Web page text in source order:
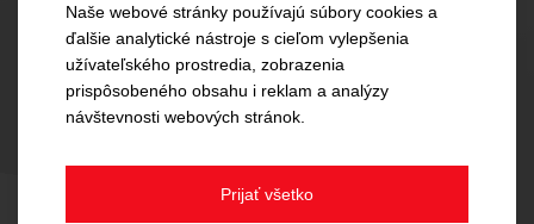
Naše webové stránky používajú súbory cookies a
ďalšie analytické nástroje s cieľom vylepšenia
užívateľského prostredia, zobrazenia
prispôsobeného obsahu i reklam a analýzy
návštevnosti webových stránok.
Prijať všetko